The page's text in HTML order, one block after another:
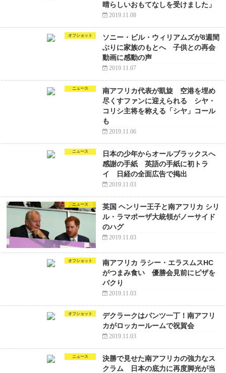
晴らしいおもてなしを受けました」
2019.11.08
オフショット
ソニー・ビル・ウィリアムズが8週間
ぶりに家族のもとへ 子供との再会
動画に感動の声
2019.11.07
ニュース
南アフリカ代表が凱旋 空港を埋め
尽くすファンに迎えられる シヤ・
コリシ主将を称える「シヤ」コール
も
2019.11.06
ニュース
日本の少年からオールブラックスへ
感謝の手紙 英語の手紙に初トラ
イ 日経の全面広告で掲出
2019.11.03
ニュース
英国 ヘンリー王子と南アフリカ シリ
ル・ラマポーザ大統領がノーサイド
のハグ
2019.11.03
オフショット
南アフリカ ラシー・エラスムスHC
がつまみ食い 優勝会見前にピザを
パクり
2019.11.03
オフショット
デクラークはパンツ一丁！南アフリ
カがロッカールームで祝賀会
2019.11.03
ニュース
決勝で見せた南アフリカの強力なス
クラム 日本の底力に再度脚光が当